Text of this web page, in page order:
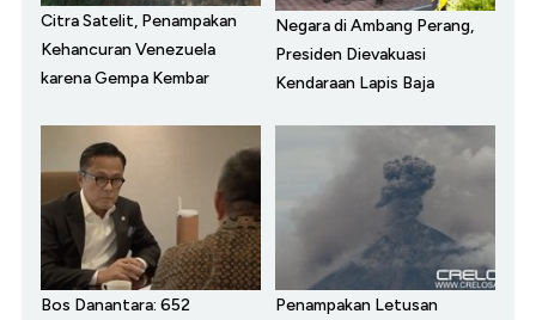
Citra Satelit, Penampakan
Kehancuran Venezuela
karena Gempa Kembar
Negara di Ambang Perang,
Presiden Dievakuasi
Kendaraan Lapis Baja
Bos Danantara: 652
Penampakan Letusan